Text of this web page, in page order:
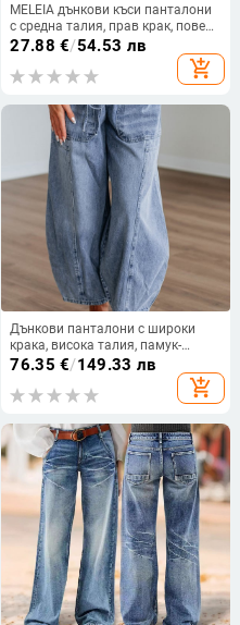
MELEIA дънкови къси панталони
с средна талия, прав крак, повече
от 95% памук, ръчно изработени
27.88 €/54.53 лв
add_shopping_cart
Дънкови панталони с широки
крака, висока талия, памук-
полиестер смес, лека
еластичност, дълги панталони,
ежедневен японско-корейски
76.35 €/149.33 лв
add_shopping_cart